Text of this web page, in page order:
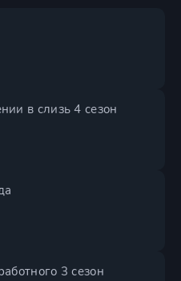
в слизь 4 сезон
3 сезон